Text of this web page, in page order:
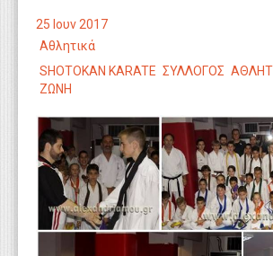
25 Ιουν 2017
Αθλητικά
SHOTOKAN KARATE ΣΥΛΛΟΓΟΣ
ΖΩΝΗ
Βιβλιοθήκη Απόψεων
Κυτίο Παραπόνων Πολιτών
WEBTV